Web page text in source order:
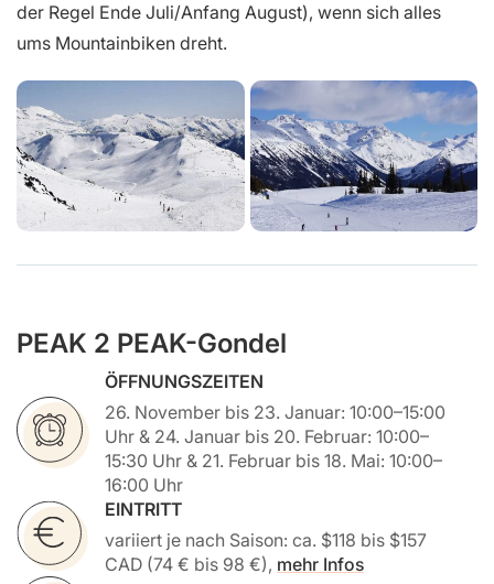
der Regel Ende Juli/Anfang August), wenn sich alles
ums Mountainbiken dreht.
PEAK 2 PEAK-Gondel
ÖFFNUNGSZEITEN
26. November bis 23. Januar: 10:00–15:00
Uhr & 24. Januar bis 20. Februar: 10:00–
15:30 Uhr & 21. Februar bis 18. Mai: 10:00–
16:00 Uhr
EINTRITT
variiert je nach Saison: ca. $118 bis $157
CAD (74 € bis 98 €), mehr Infos